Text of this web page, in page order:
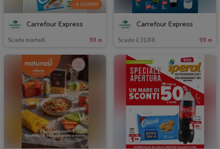
-4 GIORNI
Carrefour Express
Scade martedì 99 m
Carrefour Express
Scade il 31/08 99 m